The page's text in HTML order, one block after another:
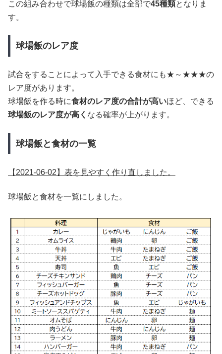
この組み合わせで球場飯の種類は全部で45種類となりま
す。
球場飯のレア度
試合をすることによって入手できる食材にも★～★★★の
レア度があります。
球場飯を作る時に食材のレア度の合計が高いほど、できる
球場飯のレア度が高く なる確率が上がります。
球場飯と食材の一覧
【2021-06-02】表を見やすく作り直しました。
球場飯と食材を一覧にしました。